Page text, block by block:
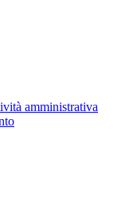
amministrativa